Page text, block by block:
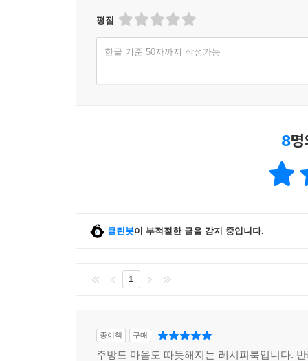
평점
한글 기준 50자까지 작성가능
8
클린봇이 부적절한 글을 감지 중입니다.
1
종이책 구매
주방도 마음도 따듯해지는 레시피북입니다.